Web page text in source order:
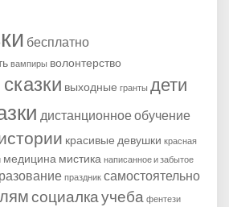
бесплатно
вампиры волонтерство
выходные гранты дети
дистанционное обучение
красивые девушки красная
медицина мистика написанное и забытое
праздник самостоятельно
социалкаучеба фентези